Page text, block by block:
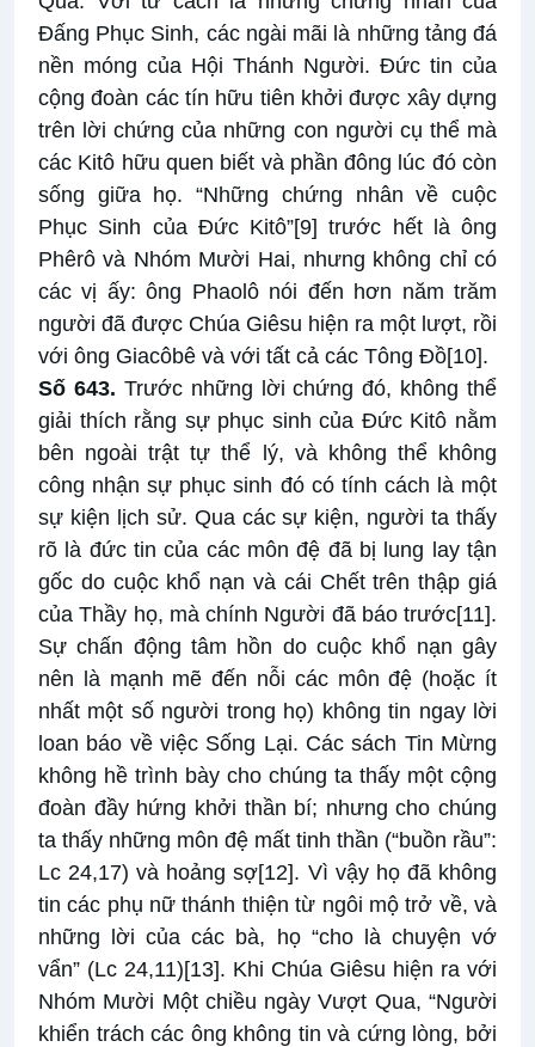
Đấng Phục Sinh, các ngài mãi là những tảng đá
nền móng của Hội Thánh Người. Đức tin của
cộng đoàn các tín hữu tiên khởi được xây dựng
trên lời chứng của những con người cụ thể mà
các Kitô hữu quen biết và phần đông lúc đó còn
sống giữa họ. “Những chứng nhân về cuộc
Phục Sinh của Đức Kitô”[9] trước hết là ông
Phêrô và Nhóm Mười Hai, nhưng không chỉ có
các vị ấy: ông Phaolô nói đến hơn năm trăm
người đã được Chúa Giêsu hiện ra một lượt, rồi
với ông Giacôbê và với tất cả các Tông Đồ[10].
Số 643. Trước những lời chứng đó, không thể
giải thích rằng sự phục sinh của Đức Kitô nằm
bên ngoài trật tự thể lý, và không thể không
công nhận sự phục sinh đó có tính cách là một
sự kiện lịch sử. Qua các sự kiện, người ta thấy
rõ là đức tin của các môn đệ đã bị lung lay tận
gốc do cuộc khổ nạn và cái Chết trên thập giá
của Thầy họ, mà chính Người đã báo trước[11].
Sự chấn động tâm hồn do cuộc khổ nạn gây
nên là mạnh mẽ đến nỗi các môn đệ (hoặc ít
nhất một số người trong họ) không tin ngay lời
loan báo về việc Sống Lại. Các sách Tin Mừng
không hề trình bày cho chúng ta thấy một cộng
đoàn đầy hứng khởi thần bí; nhưng cho chúng
ta thấy những môn đệ mất tinh thần (“buồn rầu”:
Lc 24,17) và hoảng sợ[12]. Vì vậy họ đã không
tin các phụ nữ thánh thiện từ ngôi mộ trở về, và
những lời của các bà, họ “cho là chuyện vớ
vẩn” (Lc 24,11)[13]. Khi Chúa Giêsu hiện ra với
Nhóm Mười Một chiều ngày Vượt Qua, “Người
khiển trách các ông không tin và cứng lòng, bởi